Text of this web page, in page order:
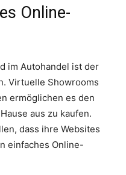
Online-
im Autohandel ist der
Virtuelle Showrooms
ermöglichen es den
aus zu kaufen.
dass ihre Websites
einfaches Online-